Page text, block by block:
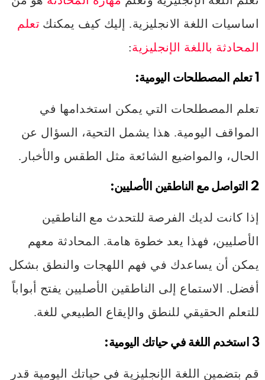
اساسيات اللغة الانجليزية. إليك كيف يمكنك تعلم
المحادثة باللغة الإنجليزية:
1 تعلم المصطلحات اليومية:
تعلم المصطلحات التي يمكن استخدامها في
المواقف اليومية. هذا يشمل التحية، السؤال عن
الحال، والمواضيع الشائعة مثل الطقس والأخبار.
2 التواصل مع الناطقين الأصليين:
إذا كانت لديك الفرصة للتحدث مع الناطقين
الأصليين، فهذا يعد خطوة هامة. المحادثة معهم
يمكن أن يساعدك في فهم اللهجات والنطق بشكل
أفضل. الاستماع إلى الناطقين الأصليين يفتح أبواباً
للتعلم الحقيقي للنطق والإيقاع الطبيعي للغة.
3 استخدم اللغة في حياتك اليومية:
قم بتضمين اللغة الإنجليزية في حياتك اليومية قدر